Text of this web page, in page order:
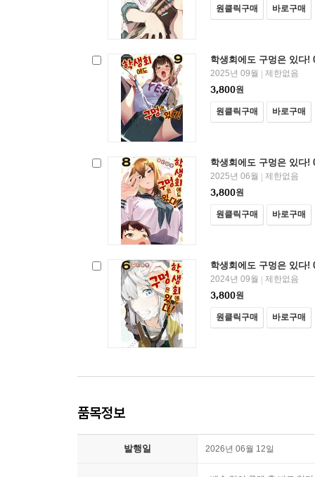
원클릭구매 바로구매
학생회에도 구멍은 있다!
2025년 09월
제한없음
3,800원
원클릭구매 바로구매
학생회에도 구멍은 있다!
2025년 06월
제한없음
3,800원
원클릭구매 바로구매
학생회에도 구멍은 있다!
2024년 09월
제한없음
3,800원
원클릭구매 바로구매
품목정보
발행일 2026년 06월 12일